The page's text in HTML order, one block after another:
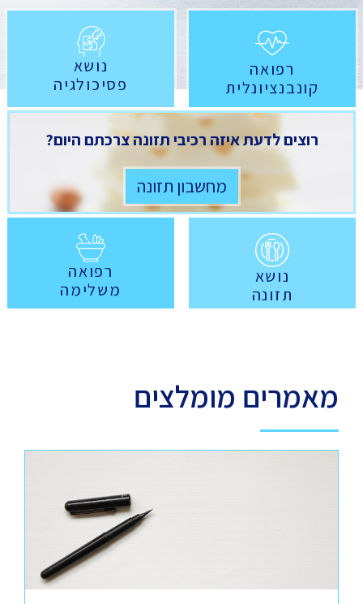
רפואה
קונבנציונלית
נושא
פסיכולגיה
רוצים לדעת איזה רכיבי תזונה צרכתם היום?
מחשבון תזונה
נושא
תזונה
רפואה
משלימה
מאמרים מומלצים